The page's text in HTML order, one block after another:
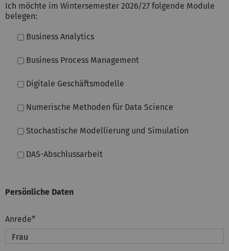
Ich möchte im Wintersemester 2026/27 folgende Module
belegen:
Business Analytics
Business Process Management
Digitale Geschäftsmodelle
Numerische Methoden für Data Science
Stochastische Modellierung und Simulation
DAS-Abschlussarbeit
Persönliche Daten
Anrede*